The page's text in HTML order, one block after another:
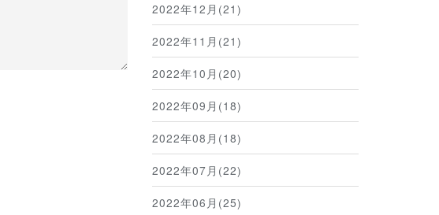
2022年12月(21)
2022年11月(21)
2022年10月(20)
2022年09月(18)
2022年08月(18)
2022年07月(22)
2022年06月(25)